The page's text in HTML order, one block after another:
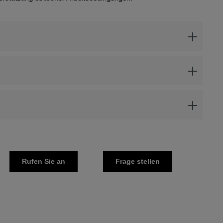
Rufen Sie an Frage stellen